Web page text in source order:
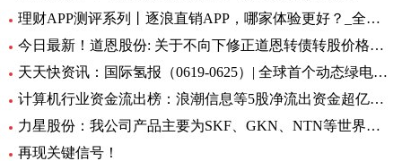
理财APP测评系列丨逐浪直销APP，哪家体验更好？_全球今亮点
今日最新！道恩股份: 关于不向下修正道恩转债转股价格的公告
天天快资讯：国际氢报（0619-0625）| 全球首个动态绿电制氨工厂初具规模；MTU开发液氢航空燃料电池技术；道达尔致力于绿氢炼油……
计算机行业资金流出榜：浪潮信息等5股净流出资金超亿元_世界热文
力星股份：我公司产品主要为SKF、GKN、NTN等世界著名的轴承公司配套 全球热点评
再现关键信号！